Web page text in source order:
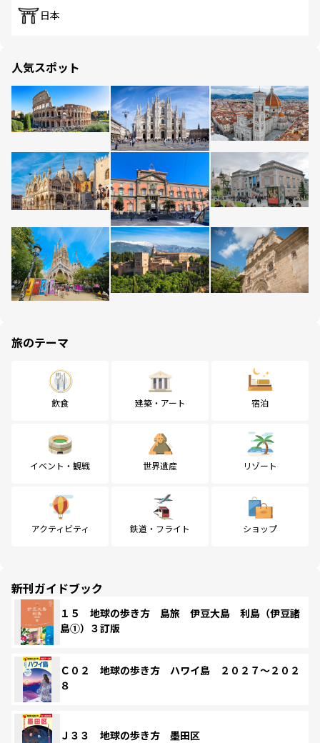
日本
人気スポット
旅のテーマ
飲食 建築・アート 宿泊
イベント・観戦 世界遺産 リゾート
アクティビティ 鉄道・フライト ショップ
新刊ガイドブック
１５ 地球の歩き方 島旅 伊豆大島 利島（伊豆諸
島①）３訂版
Ｃ０２ 地球の歩き方 ハワイ島 ２０２７～２０２
８
Ｊ３３ 地球の歩き方 墨田区